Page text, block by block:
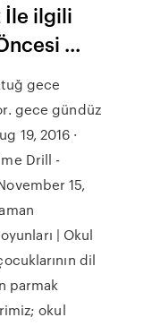
İle ilgili
...
gece
gece gündüz
19, 2016 ·
Drill -
15,
| Okul
dil
parmak
okul